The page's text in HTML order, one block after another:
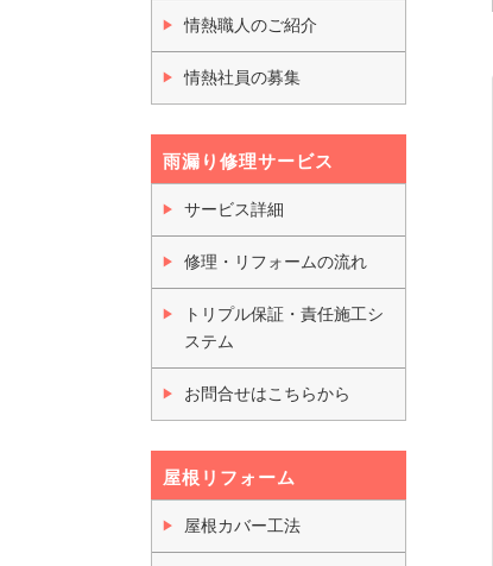
情熱職人のご紹介
情熱社員の募集
雨漏り修理サービス
サービス詳細
修理・リフォームの流れ
トリプル保証・責任施工シ
ステム
お問合せはこちらから
屋根リフォーム
屋根カバー工法